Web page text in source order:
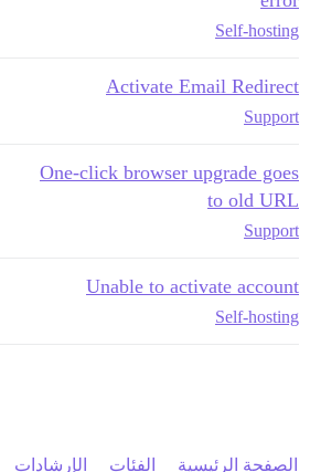
Self-hosting
Activate Email Redirect
Support
One-click browser upgrade goes
to old URL
Support
Unable to activate account
Self-hosting
الصفحة الرئيسية الفئات الإرشادات